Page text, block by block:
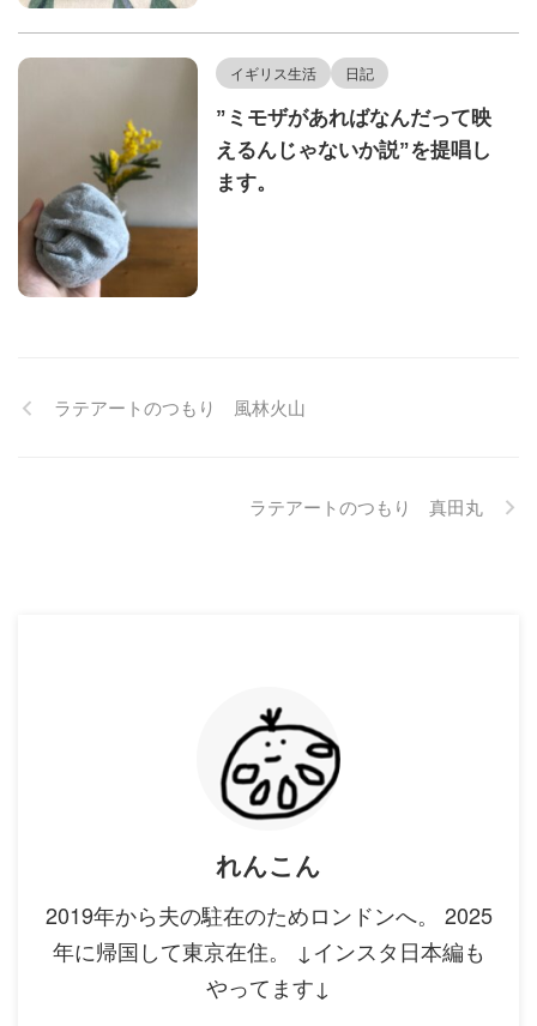
イギリス生活 日記
”ミモザがあればなんだって映
えるんじゃないか説”を提唱し
ます。
ラテアートのつもり 風林火山
ラテアートのつもり 真田丸
れんこん
2019年から夫の駐在のためロンドンへ。 2025
年に帰国して東京在住。 ↓インスタ日本編も
やってます↓